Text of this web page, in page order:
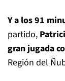
Y a los 91
partido,
gran jugada
Región del